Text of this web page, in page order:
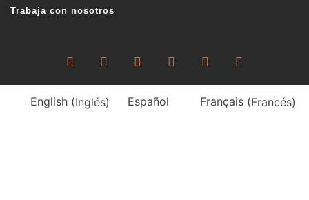
Trabaja con nosotros
English(Inglés) Español Français(Francés)